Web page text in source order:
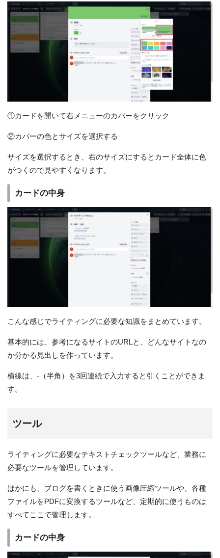
①カードを開いて右メニューのカバーをクリック
②カバーの色とサイズを選択する
サイズを選択するとき、右のサイズにするとカード全体に色
がつくので見やすくなります。
カードの中身
こんな感じでライティングに必要な知識をまとめています。
基本的には、参考になるサイトのURLと、どんなサイトなの
か分かる見出しを作っています。
横線は、-（半角）を3回連続で入力すると引くことができま
す。
ツール
ライティングに必要なテキストチェックツールなど、業務に
必要なツールを管理しています。
ほかにも、ブログを書くときに使う画像圧縮ツールや、各種
ファイルをPDFに変換するツールなど、定期的に使うものは
すべてここで管理します。
カードの中身